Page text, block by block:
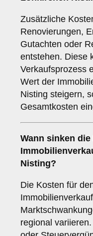
Zusätzliche
Renovierungen,
Gutachten oder
entstehen. Diese
Verkaufsprozess
Wert der
Nisting steigern,
Gesamtkosten
Wann sinken
Nisting?
Die Kosten für
regional